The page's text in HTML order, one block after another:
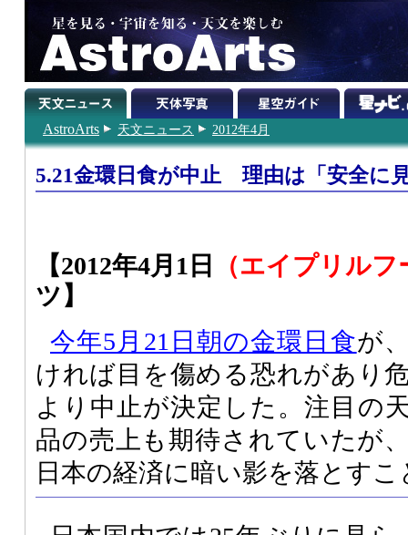
AstroArts 天文ニュース 2012年4月
5.21金環日食が中止 理由は「安全に
【2012年4月1日
（エイプリルフ
ツ】
今年5月21日朝の金環日食が
ければ目を傷める恐れがあり
より中止が決定した。注目の
品の売上も期待されていたが
日本の経済に暗い影を落とす